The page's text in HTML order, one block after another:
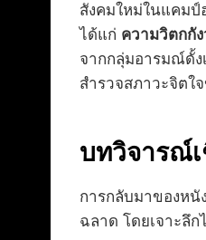
สังคมใหม่ในแคม
ได้แก่ ความวิตกกั
จากกลุ่มอารมณ์ดั้ง
สำรวจสภาวะจิตใ
บทวิจารณ์
การกลับมาของหนั
ฉลาด โดยเจาะลึ